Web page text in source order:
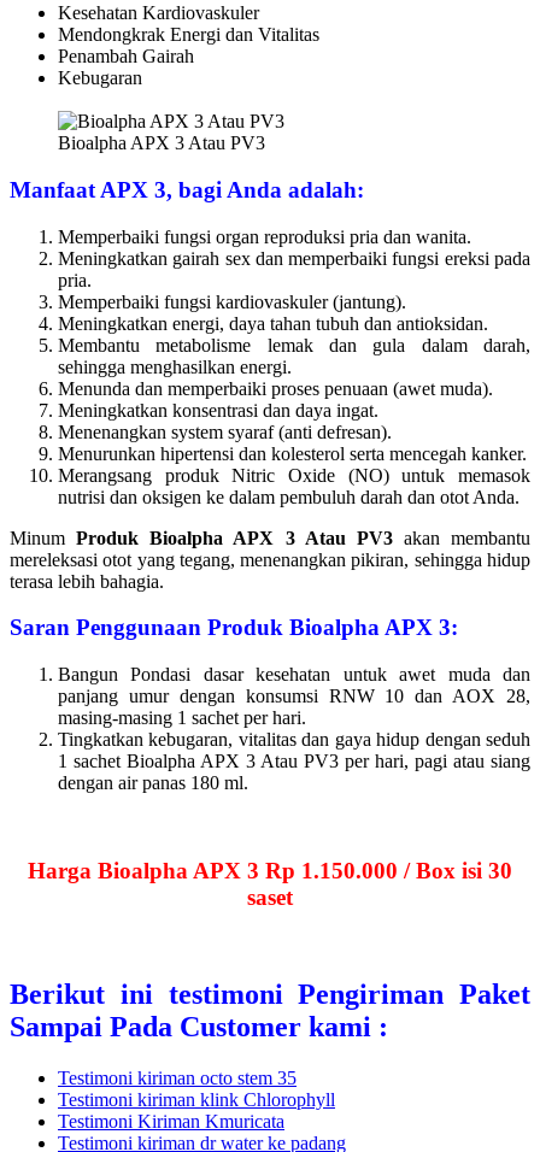
Kesehatan Kardiovaskuler
Mendongkrak Energi dan Vitalitas
Penambah Gairah
Kebugaran
Bioalpha APX 3 Atau PV3
Manfaat APX 3, bagi Anda adalah:
Memperbaiki fungsi organ reproduksi pria dan wanita.
Meningkatkan gairah sex dan memperbaiki fungsi ereksi pada
pria.
Memperbaiki fungsi kardiovaskuler (jantung).
Meningkatkan energi, daya tahan tubuh dan antioksidan.
Membantu metabolisme lemak dan gula dalam darah,
sehingga menghasilkan energi.
Menunda dan memperbaiki proses penuaan (awet muda).
Meningkatkan konsentrasi dan daya ingat.
Menenangkan system syaraf (anti defresan).
Menurunkan hipertensi dan kolesterol serta mencegah kanker.
Merangsang produk Nitric Oxide (NO) untuk memasok
nutrisi dan oksigen ke dalam pembuluh darah dan otot Anda.
MinumProduk Bioalpha APX 3 Atau PV3akan membantu
mereleksasi otot yang tegang, menenangkan pikiran, sehingga hidup
terasa lebih bahagia.
Saran Penggunaan Produk Bioalpha APX 3:
Bangun Pondasi dasar kesehatan untuk awet muda dan
panjang umur dengan konsumsi RNW 10 dan AOX 28,
masing-masing 1 sachet per hari.
Tingkatkan kebugaran, vitalitas dan gaya hidup dengan seduh
1 sachet Bioalpha APX 3 Atau PV3 per hari, pagi atau siang
dengan air panas 180 ml.
Harga Bioalpha APX 3 Rp 1.150.000 / Box isi 30
saset
Berikut ini testimoni Pengiriman Paket
Sampai Pada Customer kami :
Testimoni kiriman octo stem 35
Testimoni kiriman klink Chlorophyll
Testimoni Kiriman Kmuricata
Testimoni kiriman dr water ke padang